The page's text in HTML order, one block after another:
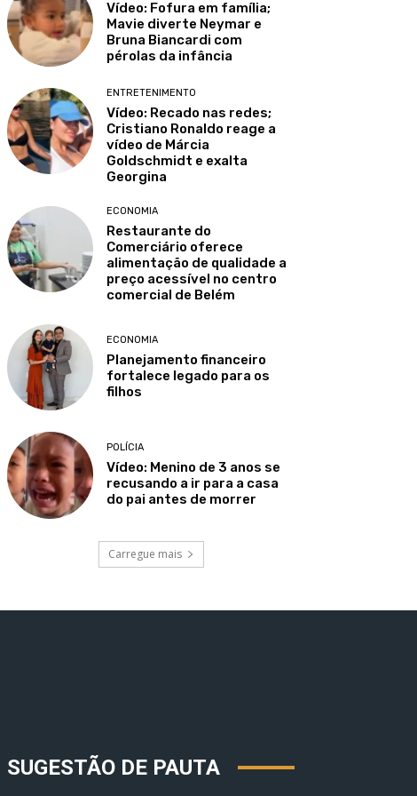
Vídeo: Fofura em família;
Mavie diverte Neymar e
Bruna Biancardi com
pérolas da infância
ENTRETENIMENTO
Vídeo: Recado nas redes;
Cristiano Ronaldo reage a
vídeo de Márcia
Goldschmidt e exalta
Georgina
ECONOMIA
Restaurante do
Comerciário oferece
alimentação de qualidade a
preço acessível no centro
comercial de Belém
ECONOMIA
Planejamento financeiro
fortalece legado para os
filhos
POLÍCIA
Vídeo: Menino de 3 anos se
recusando a ir para a casa
do pai antes de morrer
Carregue mais
SUGESTÃO DE PAUTA